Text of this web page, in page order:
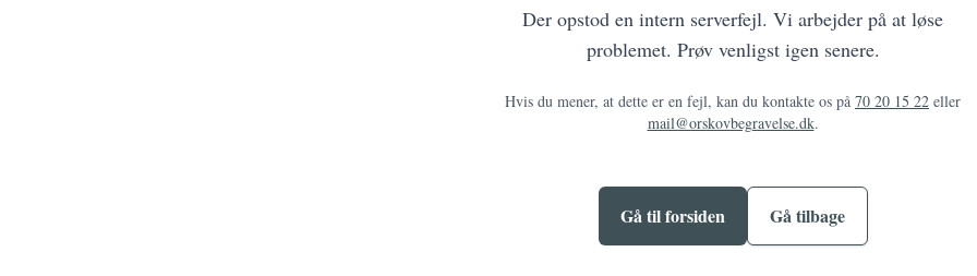
Der opstod en intern serverfejl. Vi arbejder på at løse
problemet. Prøv venligst igen senere.
Hvis du mener, at dette er en fejl, kan du kontakte os på 70 20 15 22 eller
mail@orskovbegravelse.dk.
Gå til forsiden Gå tilbage